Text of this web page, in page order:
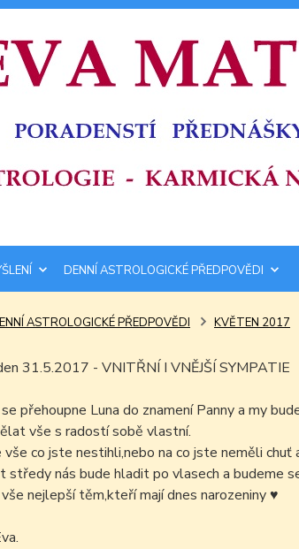
DENNÍ ASTROLOGICKÉ PŘEDPOVĚDI
ASTROLOGICKÉ PŘEDPOVĚDI KVĚTEN 2017
31.5.2017 - VNITŘNÍ I VNĚJŠÍ SYMPATIE
přehoupne Luna do znamení Panny a my
vše s radostí sobě vlastní.
co jste nestihli,nebo na co jste neměli chuť
středy nás bude hladit po vlasech a budeme
nejlepší těm,kteří mají dnes narozeniny♥